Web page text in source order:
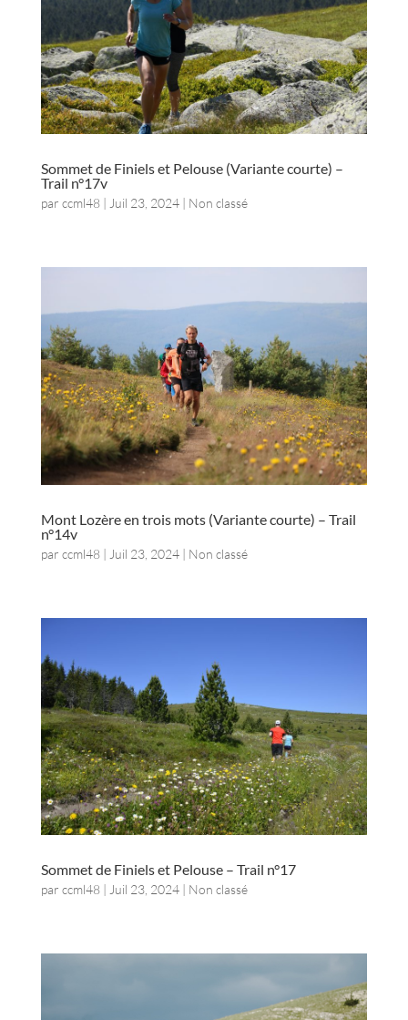
Sommet de Finiels et Pelouse (Variante courte) –
Trail n°17v
par ccml48| Juil 23, 2024| Non classé
Mont Lozère en trois mots (Variante courte) – Trail
n°14v
par ccml48| Juil 23, 2024| Non classé
Sommet de Finiels et Pelouse – Trail n°17
par ccml48| Juil 23, 2024| Non classé